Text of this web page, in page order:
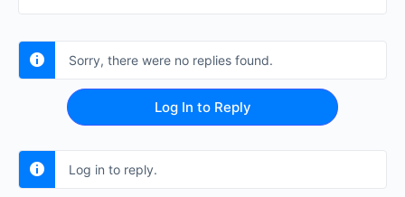
Sorry, there were no replies found.
Log In to Reply
Log in to reply.